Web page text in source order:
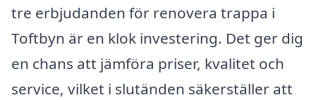
tre erbjudanden för renovera trappa i
Toftbyn är en klok investering. Det ger dig
en chans att jämföra priser, kvalitet och
service, vilket i slutänden säkerställer att